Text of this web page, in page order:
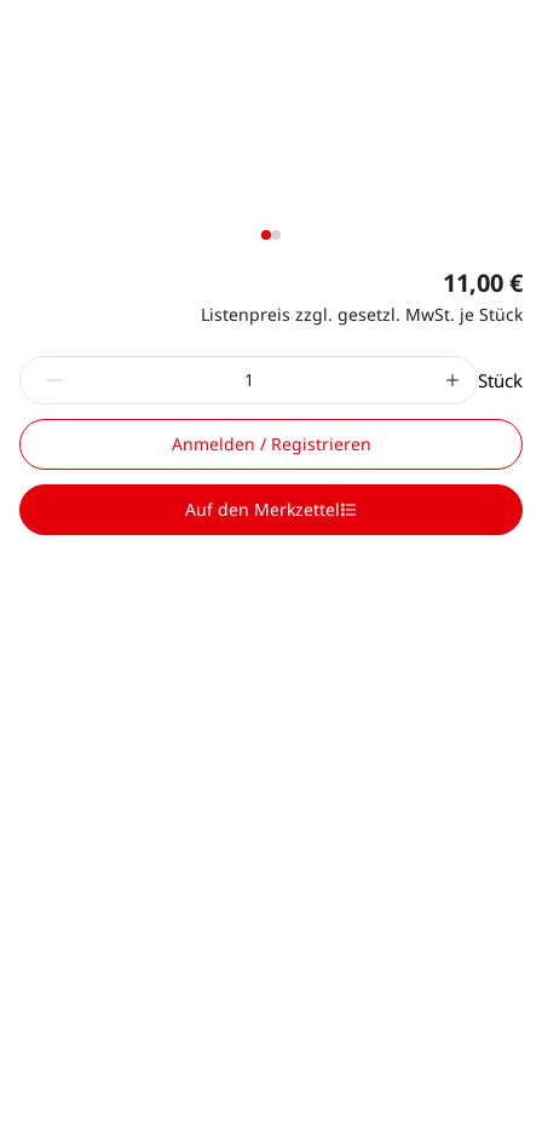
11,00 €
Listenpreis zzgl. gesetzl. MwSt. je Stück
Stück
Anmelden / Registrieren
Auf den Merkzettel